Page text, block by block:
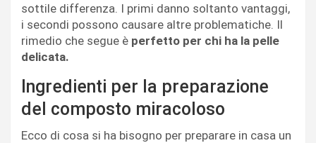
sottile differenza. I primi danno soltanto vantaggi,
i secondi possono causare altre problematiche. Il
rimedio che segue è perfetto per chi ha la pelle
delicata.
Ingredienti per la preparazione
del composto miracoloso
Ecco di cosa si ha bisogno per preparare in casa un